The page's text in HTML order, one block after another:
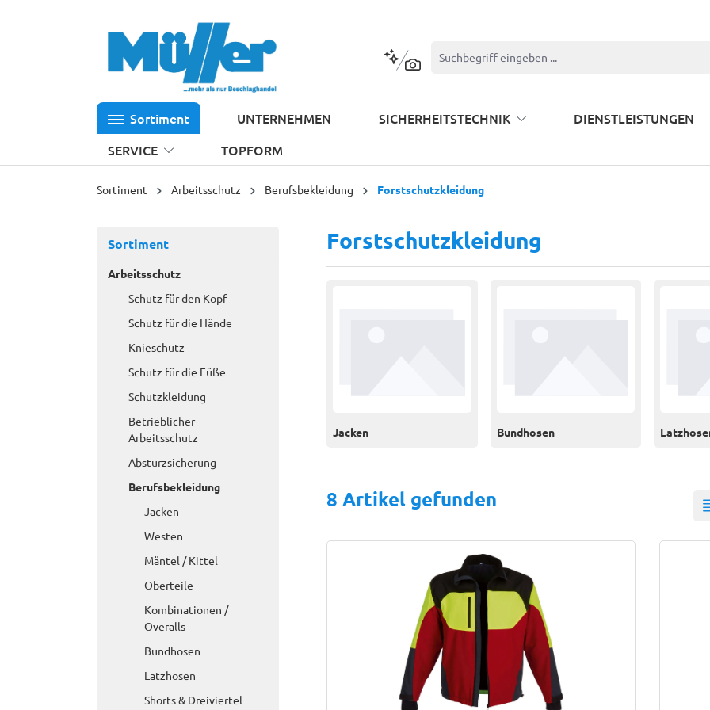
Kontextbasierte Suche
Sortiment UNTERNEHMEN SICHERHEITSTECHNIK
DIENSTLEISTUNGEN
SERVICE
TOPFORM
Sortiment Arbeitsschutz Berufsbekleidung Forstschutzkleidung
Sortiment
Arbeitsschutz
Schutz für den Kopf
Schutz für die Hände
Knieschutz
Schutz für die Füße
Schutzkleidung
Betrieblicher
Arbeitsschutz
Absturzsicherung
Berufsbekleidung
Jacken
Westen
Mäntel / Kittel
Oberteile
Kombinationen /
Overalls
Bundhosen
Latzhosen
Shorts & Dreiviertel
Forstschutzkleidung
Jacken Bundhosen
8 Artikel gefunden